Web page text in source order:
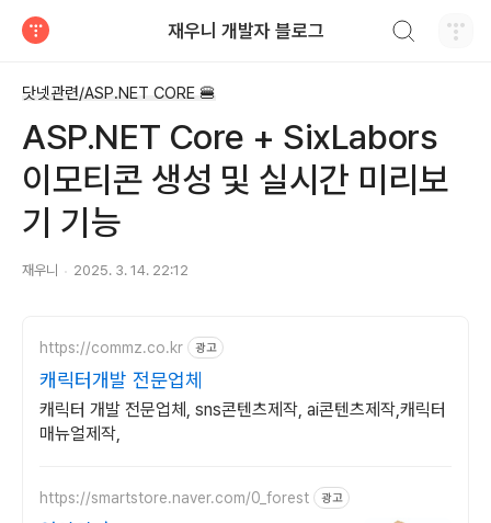
재우니 개발자 블로그
닷넷관련/ASP.NET CORE 🍔
ASP.NET Core + SixLabors
이모티콘 생성 및 실시간 미리보
기 기능
재우니 2025. 3. 14. 22:12
https://commz.co.kr 광고
캐릭터개발 전문업체
캐릭터 개발 전문업체, sns콘텐츠제작, ai콘텐츠제작,캐릭터
매뉴얼제작,
https://smartstore.naver.com/0_forest 광고